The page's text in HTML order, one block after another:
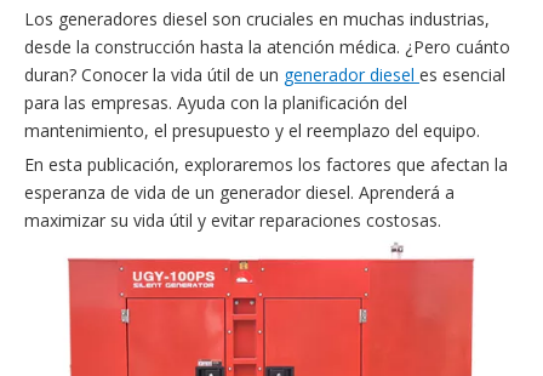
Los generadores diesel son cruciales en muchas industrias,
desde la construcción hasta la atención médica. ¿Pero cuánto
duran? Conocer la vida útil de un generador diesel es esencial
para las empresas. Ayuda con la planificación del
mantenimiento, el presupuesto y el reemplazo del equipo.
En esta publicación, exploraremos los factores que afectan la
esperanza de vida de un generador diesel. Aprenderá a
maximizar su vida útil y evitar reparaciones costosas.